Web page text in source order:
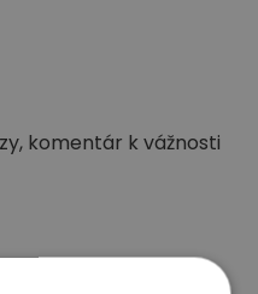
komentár k vážnosti